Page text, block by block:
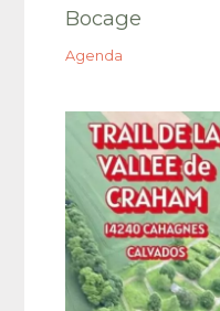
Bocage
Agenda